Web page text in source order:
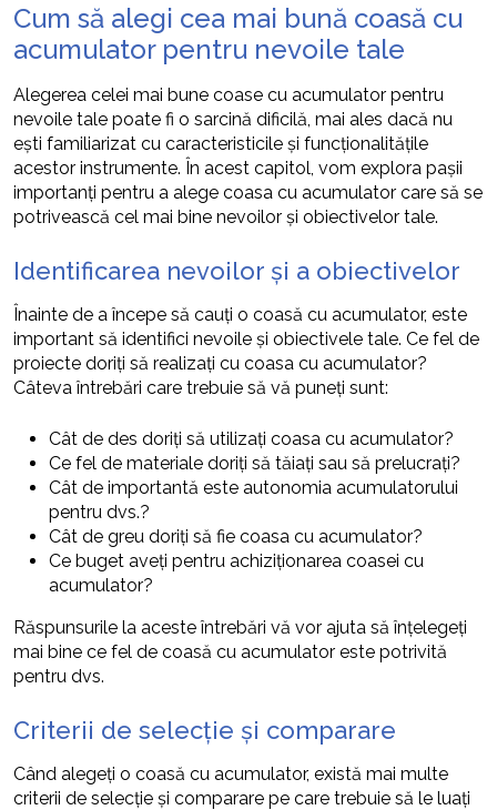
Cum să alegi cea mai bună coasă cu
acumulator pentru nevoile tale
Alegerea celei mai bune coase cu acumulator pentru
nevoile tale poate fi o sarcină dificilă, mai ales dacă nu
ești familiarizat cu caracteristicile și funcționalitățile
acestor instrumente. În acest capitol, vom explora pașii
importanți pentru a alege coasa cu acumulator care să se
potrivească cel mai bine nevoilor și obiectivelor tale.
Identificarea nevoilor și a obiectivelor
Înainte de a începe să cauți o coasă cu acumulator, este
important să identifici nevoile și obiectivele tale. Ce fel de
proiecte doriți să realizați cu coasa cu acumulator?
Câteva întrebări care trebuie să vă puneți sunt:
Cât de des doriți să utilizați coasa cu acumulator?
Ce fel de materiale doriți să tăiați sau să prelucrați?
Cât de importantă este autonomia acumulatorului
pentru dvs.?
Cât de greu doriți să fie coasa cu acumulator?
Ce buget aveți pentru achiziționarea coasei cu
acumulator?
Răspunsurile la aceste întrebări vă vor ajuta să înțelegeți
mai bine ce fel de coasă cu acumulator este potrivită
pentru dvs.
Criterii de selecție și comparare
Când alegeți o coasă cu acumulator, există mai multe
criterii de selecție și comparare pe care trebuie să le luați